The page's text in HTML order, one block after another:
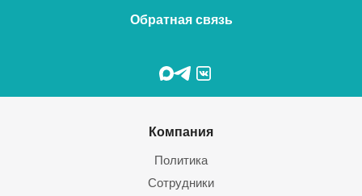
Обратная связь
Компания
Политика
Сотрудники